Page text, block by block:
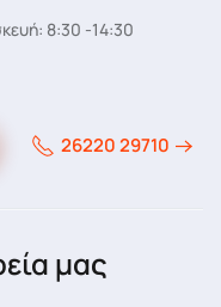
8:30 -14:30
26220 29710
μας